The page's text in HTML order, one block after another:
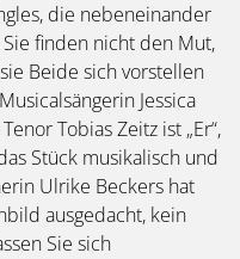
die nebeneinander
finden nicht den Mut,
Beide sich vorstellen
Jessica
Tobias Zeitz ist „Er“,
Stück musikalisch und
Ulrike Beckers hat
ausgedacht, kein
Sie sich